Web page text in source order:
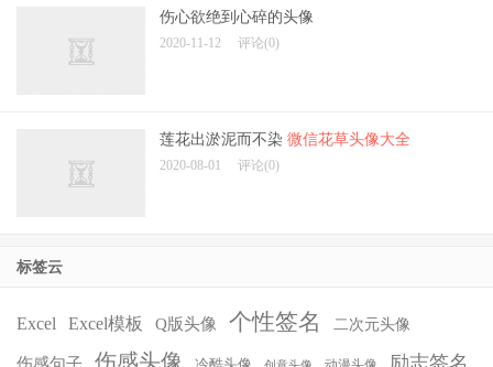
伤心欲绝到心碎的头像
2020-11-12 评论(0)
莲花出淤泥而不染 微信花草头像大全
2020-08-01 评论(0)
标签云
Excel Excel模板 Q版头像 个性签名 二次元头像
伤感句子 伤感头像 励志签名